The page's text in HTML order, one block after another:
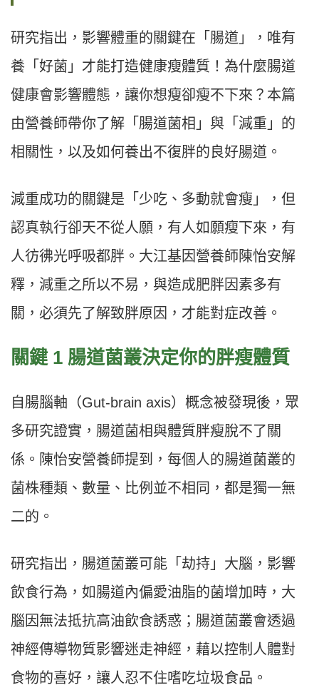
研究指出，影響體重的關鍵在「腸道」，唯有
養「好菌」才能打造健康瘦體質！為什麼腸道
健康會影響體態，讓你想瘦卻瘦不下來？本篇
由營養師帶你了解「腸道菌相」與「減重」的
相關性，以及如何養出不復胖的良好腸道。
減重成功的關鍵是「少吃、多動就會瘦」，但
認真執行卻天不從人願，有人如願瘦下來，有
人彷彿光呼吸都胖。大江基因營養師陳怡安解
釋，減重之所以不易，與造成肥胖因素多有
關，必須先了解致胖原因，才能對症改善。
關鍵 1 腸道菌叢決定你的胖瘦體質
自腸腦軸（Gut-brain axis）概念被發現後，眾
多研究證實，腸道菌相與體質胖瘦脫不了關
係。陳怡安營養師提到，每個人的腸道菌叢的
菌株種類、數量、比例並不相同，都是獨一無
二的。
研究指出，腸道菌叢可能「劫持」大腦，影響
飲食行為，如腸道內偏愛油脂的菌增加時，大
腦因無法抵抗高油飲食誘惑；腸道菌叢會透過
神經傳導物質影響迷走神經，藉以控制人體對
食物的喜好，讓人忍不住嗜吃垃圾食品。